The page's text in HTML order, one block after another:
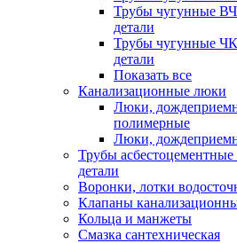
Трубы чугунные
детали
Трубы чугунные
детали
Показать все
Канализационные люки
Люки,
полимерные
Люки,
Трубы
детали
Воронки, лотки
Клапаны
Кольца и манжеты
Смазка сантехническая